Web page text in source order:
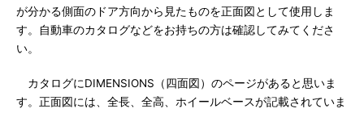
が分かる側面のドア方向から見たものを正面図として使用しま
す。自動車のカタログなどをお持ちの方は確認してみてくださ
い。
カタログにDIMENSIONS（四面図）のページがあると思いま
す。正面図には、全長、全高、ホイールベースが記載されていま